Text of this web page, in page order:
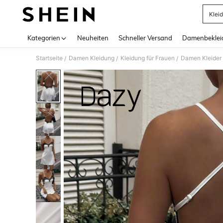
Kategorien Neuheiten Schneller Versand
Startseite / Damen Kleidung / Kleidung für Frauen / Damen Kleider